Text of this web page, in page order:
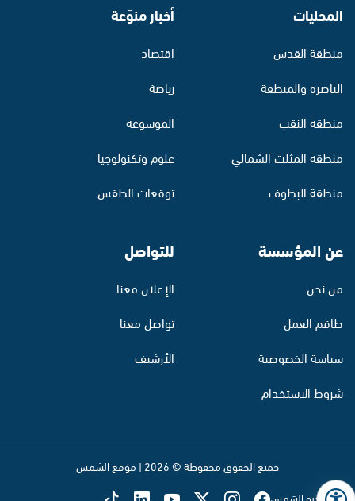
المحليات
منطقة القدس
الناصرة والمنطقة
منطقة النقب
منطقة المثلث الشمالي
منطقة البطوف
أخبار منوّعة
اقتصاد
رياضة
الموسوعة
علوم وتكنولوجيا
توقعات الطقس
عن المؤسسة
من نحن
طاقم العمل
سياسة الخصوصية
شروط الاستخدام
للتواصل
الإعلان معنا
تواصل معنا
الأرشيف
جميع الحقوق محفوظة © 2026 | موقع الشمس